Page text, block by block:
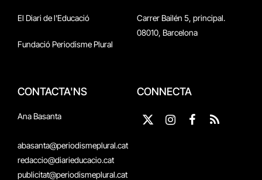
El Diari de l'Educació
Fundació Periodisme Plural
Carrer Bailén 5, principal.
08010, Barcelona
CONTACTA'NS
Ana Basanta
abasanta@periodismeplural.cat
redaccio@diarieducacio.cat
publicitat@periodismeplural.cat
CONNECTA
X
InstagramFacebook
RSS